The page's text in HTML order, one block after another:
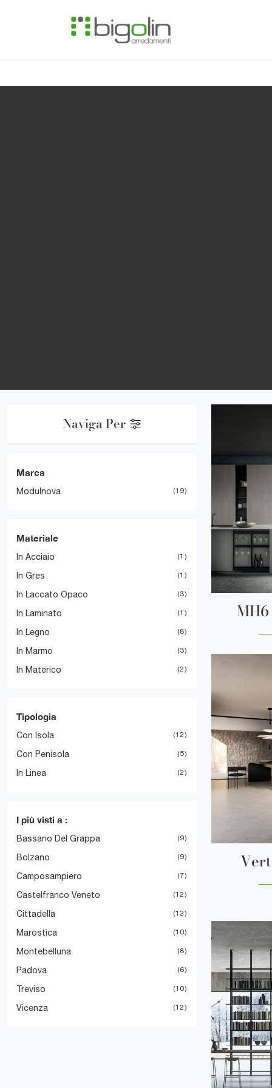
Naviga Per
Marca
Modulnova 19
Materiale
In Acciaio 1
In Gres 1
In Laccato Opaco 3
In Laminato 1
In Legno 8
In Marmo 3
In Materico 2
Tipologia
Con Isola 12
Con Penisola 5
In Linea 2
I più visti a :
Bassano Del Grappa 9
Bolzano 9
Camposampiero 7
Castelfranco Veneto 12
Cittadella 12
Marostica 10
Montebelluna 8
Padova 6
Treviso 10
Vicenza 12